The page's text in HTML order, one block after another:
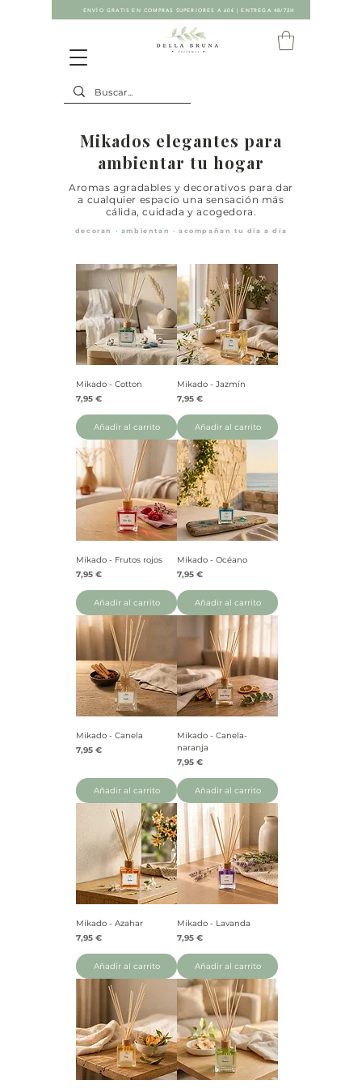
ENVÍO GRATIS EN COMPRAS SUPERIORES A 60€ | ENTREGA 48/72H
Mikados elegantes para
ambientar tu hogar
Aromas agradables y decorativos para dar
a cualquier espacio una sensación más
cálida, cuidada y acogedora.
decoran · ambientan · acompañan tu día a día
Mikado - Cotton
Precio
7,95 €
Añadir al carrito
Mikado - Jazmín
Precio
7,95 €
Añadir al carrito
Mikado - Frutos rojos
Precio
7,95 €
Añadir al carrito
Mikado - Océano
Precio
7,95 €
Añadir al carrito
Mikado - Canela
Precio
7,95 €
Añadir al carrito
Mikado - Canela-
naranja
Precio
7,95 €
Añadir al carrito
Mikado - Azahar
Precio
7,95 €
Añadir al carrito
Mikado - Lavanda
Precio
7,95 €
Añadir al carrito